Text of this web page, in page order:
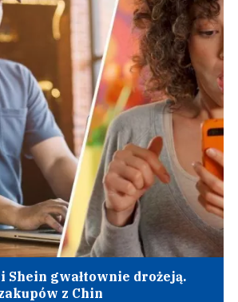
Shein gwałtownie drożeją.
z Chin